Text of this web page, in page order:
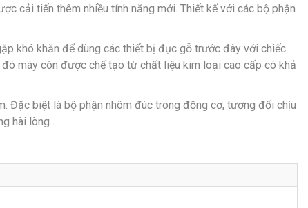
cải tiến thêm nhiều tính năng mới. Thiết kế với các bộ phận
khó khăn để dùng các thiết bị đục gỗ trước đây với chiếc
máy còn được chế tạo từ chất liệu kim loại cao cấp có khả
Đặc biệt là bộ phận nhôm đúc trong động cơ, tương đối chịu
hài lòng .